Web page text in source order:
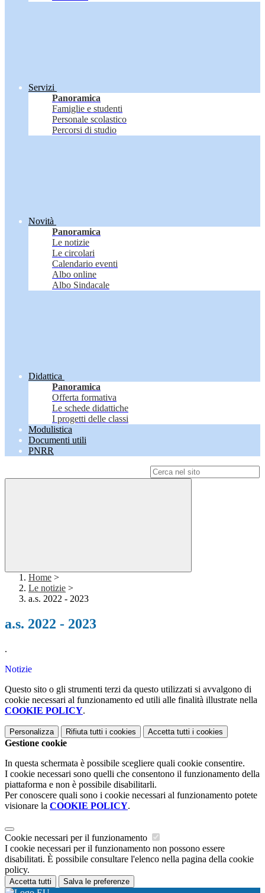
Servizi
Panoramica
Famiglie e studenti
Personale scolastico
Percorsi di studio
Novità
Panoramica
Le notizie
Le circolari
Calendario eventi
Albo online
Albo Sindacale
Didattica
Panoramica
Offerta formativa
Le schede didattiche
I progetti delle classi
Modulistica
Documenti utili
PNRR
Home >
Le notizie >
a.s. 2022 - 2023
a.s. 2022 - 2023
.
Notizie
Questo sito o gli strumenti terzi da questo utilizzati si avvalgono di
cookie necessari al funzionamento ed utili alle finalità illustrate nella
COOKIE POLICY.
Personalizza Rifiuta tutti i cookies Accetta tutti i cookies
Gestione cookie
In questa schermata è possibile scegliere quali cookie consentire.
I cookie necessari sono quelli che consentono il funzionamento della
piattaforma e non è possibile disabilitarli.
Per conoscere quali sono i cookie necessari al funzionamento potete
visionare la COOKIE POLICY.
Cookie necessari per il funzionamento
I cookie necessari per il funzionamento non possono essere
disabilitati. È possibile consultare l'elenco nella pagina della cookie
policy.
Accetta tutti Salva le preferenze